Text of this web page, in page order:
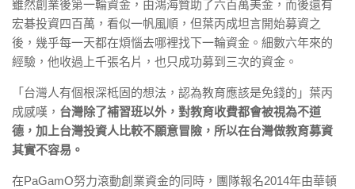
雖然創業後第一輪資金，由鴻海贊助了六百萬美金，而後還有
宏碁投資四百萬，看似一帆風順，但葉丙成坦言開始募資之
後，幾乎每一天都在煩惱去哪裡找下一輪資金。細數六年來的
經驗，他收過上千張名片，也只成功募到三次的資金。
「台灣人有個根深柢固的想法，認為教育應該是免錢的」葉丙
成感嘆， 台灣除了補習班以外，對教育收費都會被視為不道
德，加上台灣投資人比較不願意冒險，所以在台灣做教育募資
其實不容易。
在PaGamO努力滾動創業資金的同時，團隊報名2014年由華頓